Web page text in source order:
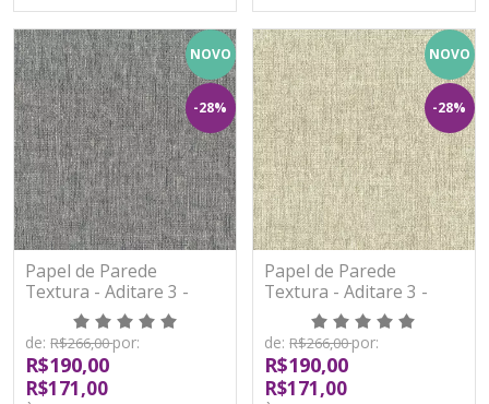
NOVO
-28%
Papel de Parede
Textura - Aditare 3 -
AD300013R - Vinílico
de: R$266,00por:
R$190,00
R$171,00
NOVO
-28%
Papel de Parede
Textura - Aditare 3 -
AD300014R - Vinílico
de: R$266,00por:
R$190,00
R$171,00